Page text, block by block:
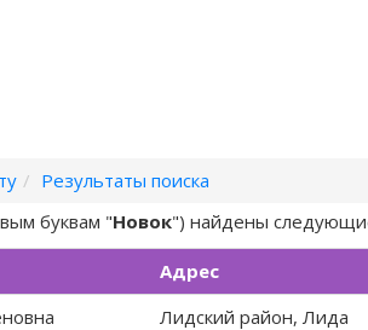
Результаты поиска
буквам "Новок") найдены
Адрес
Лидский район, Лида